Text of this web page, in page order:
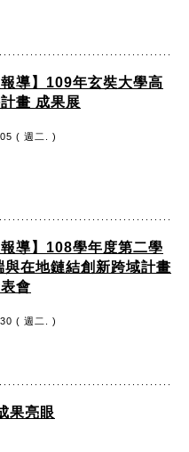
報導】109年玄奘大學高
畫 成果展
( 週二. )
報導】108學年度第二學
與在地鏈結創新跨域計畫
會
( 週二. )
果亮眼